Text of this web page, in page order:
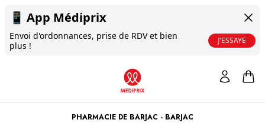
📱 App Médiprix
Envoi d'ordonnances, prise de RDV et bien
plus !
J'ESSAYE
PHARMACIE DE BARJAC - BARJAC